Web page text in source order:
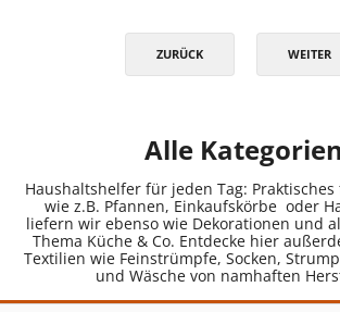
ZURÜCK WEITER
Alle Kategorien
Haushaltshelfer für jeden Tag:
wie z.B. Pfannen, Einkaufskörbe oder
liefern wir ebenso wie Dekorationen und
Thema Küche & Co. Entdecke hier
Textilien wie Feinstrümpfe, Socken,
und Wäsche von namhaften